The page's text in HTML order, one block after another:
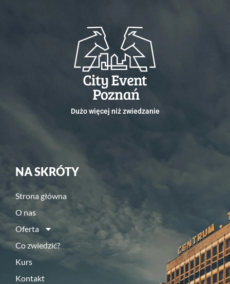
Dużo więcej niż zwiedzanie
NA SKRÓTY
Strona główna
O nas
Oferta
Co zwiedzić?
Kurs
Kontakt